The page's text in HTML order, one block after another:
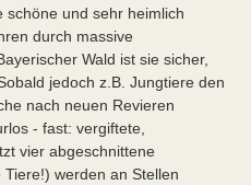
schöne und sehr heimlich
durch massive
Wald ist sie sicher,
jedoch z.B. Jungtiere den
nach neuen Revieren
- fast: vergiftete,
vier abgeschnittene
werden an Stellen